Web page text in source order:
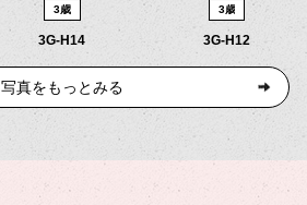
3歳
3G-H14
3歳
3G-H12
写真をもっとみる